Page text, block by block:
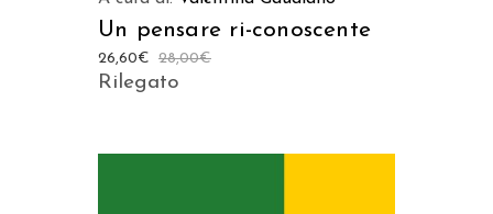
Un pensare ri-conoscente
28,00€
26,60€
Rilegato